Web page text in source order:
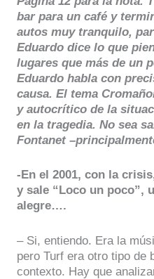
bar para un café y
autos muy tranquilo,
Eduardo dice lo que
lugares que más de un
Eduardo habla con
causa. El tema
y autocrítico de la
en la tragedia. No sea
Fontanet
-En el 2001, con la
y sale “Loco un poco”,
alegre….
– Si, entiendo. Era la
pero Turf era otro tipo de
contexto. Hay que